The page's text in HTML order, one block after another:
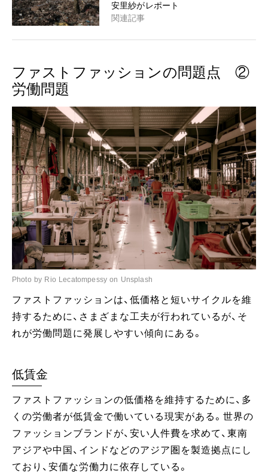
安里紗がレポート
関連記事
ファストファッションの問題点 ②
労働問題
Photo by Rio Lecatompessy on Unsplash
ファストファッションは、低価格と短いサイクルを維
持するために、さまざまな工夫が行われているが、そ
れが労働問題に発展しやすい傾向にある。
低賃金
ファストファッションの低価格を維持するために、多
くの労働者が低賃金で働いている現実がある。世界の
ファッションブランドが、安い人件費を求めて、東南
アジアや中国、インドなどのアジア圏を製造拠点にし
ており、安価な労働力に依存している。